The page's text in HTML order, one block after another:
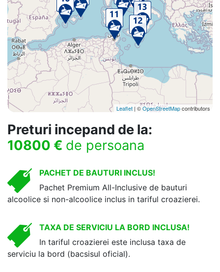
Leaflet | ©OpenStreetMapcontributors
Preturi incepand de la:
10800 € de persoana
PACHET DE BAUTURI INCLUS!
Pachet Premium All-Inclusive de bauturi
alcoolice si non-alcoolice inclus in tariful croazierei.
TAXA DE SERVICIU LA BORD INCLUSA!
In tariful croazierei este inclusa taxa de
serviciu la bord (bacsisul oficial).